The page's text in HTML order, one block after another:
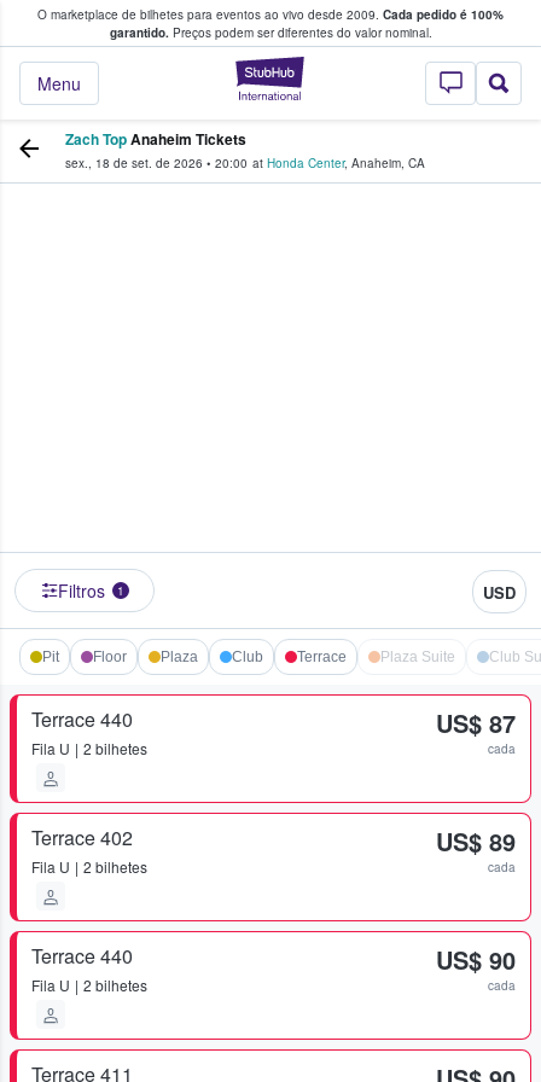
O marketplace de bilhetes para eventos ao vivo desde 2009. Cada pedido é 100%
garantido.Preços podem ser diferentes do valor nominal.
StubHub – onde
Menu
fãs compram e vendem bilhetes
Zach TopAnaheim Tickets
sex., 18 de set. de 2026 • 20:00 at Honda Center, Anaheim, CA
Filtros 1 USD
Pit Floor Plaza Club Terrace Plaza Suite Club
Terrace 440
Fila U 2 bilhetes
US$ 87
cada
Terrace 402
Fila U 2 bilhetes
US$ 89
cada
Terrace 440
Fila U 2 bilhetes
US$ 90
cada
Terrace 411